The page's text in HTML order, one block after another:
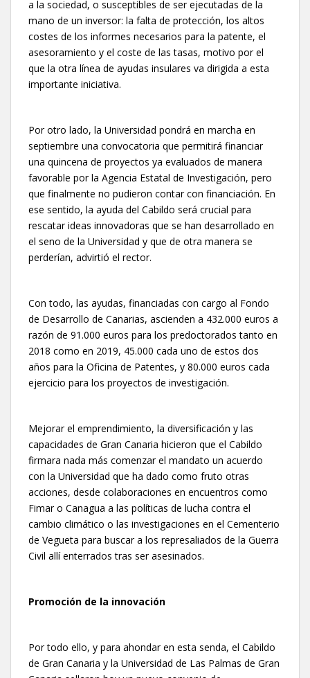
a la sociedad, o susceptibles de ser ejecutadas de la
mano de un inversor: la falta de protección, los altos
costes de los informes necesarios para la patente, el
asesoramiento y el coste de las tasas, motivo por el
que la otra línea de ayudas insulares va dirigida a esta
importante iniciativa.
Por otro lado, la Universidad pondrá en marcha en
septiembre una convocatoria que permitirá financiar
una quincena de proyectos ya evaluados de manera
favorable por la Agencia Estatal de Investigación, pero
que finalmente no pudieron contar con financiación. En
ese sentido, la ayuda del Cabildo será crucial para
rescatar ideas innovadoras que se han desarrollado en
el seno de la Universidad y que de otra manera se
perderían, advirtió el rector.
Con todo, las ayudas, financiadas con cargo al Fondo
de Desarrollo de Canarias, ascienden a 432.000 euros a
razón de 91.000 euros para los predoctorados tanto en
2018 como en 2019, 45.000 cada uno de estos dos
años para la Oficina de Patentes, y 80.000 euros cada
ejercicio para los proyectos de investigación.
Mejorar el emprendimiento, la diversificación y las
capacidades de Gran Canaria hicieron que el Cabildo
firmara nada más comenzar el mandato un acuerdo
con la Universidad que ha dado como fruto otras
acciones, desde colaboraciones en encuentros como
Fimar o Canagua a las políticas de lucha contra el
cambio climático o las investigaciones en el Cementerio
de Vegueta para buscar a los represaliados de la Guerra
Civil allí enterrados tras ser asesinados.
Promoción de la innovación
Por todo ello, y para ahondar en esta senda, el Cabildo
de Gran Canaria y la Universidad de Las Palmas de Gran